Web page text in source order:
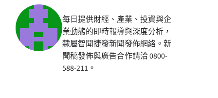
每日提供財經、產業、投資與企
業動態的即時報導與深度分析，
隸屬智聞捷發新聞發佈網絡。新
聞稿發佈與廣告合作請洽 0800-
588-211。